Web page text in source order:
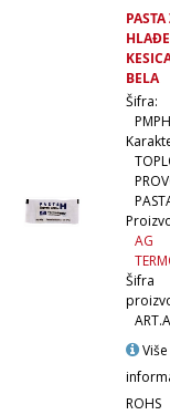
PASTA
BELA
Šifra:
AG
Šifra
Više
ROHS